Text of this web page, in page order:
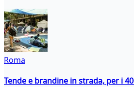
Roma
Tende e brandine in strada, per i